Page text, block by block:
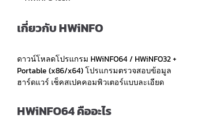
เกี่ยวกับ HWiNFO
ดาวน์โหลดโปรแกรม HWiNFO64 / HWiNFO32 +
Portable (x86/x64) โปรแกรมตรวจสอบข้อมูล
ฮาร์ดแวร์ เช็คสเปคคอมพิวเตอร์แบบละเอียด
HWiNFO64 คืออะไร